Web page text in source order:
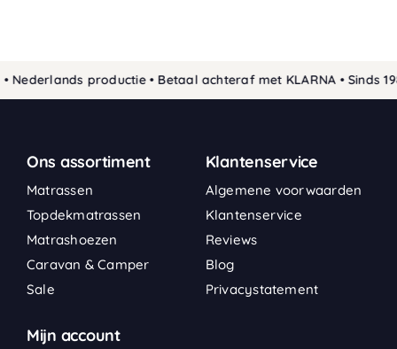
productie • Betaal achteraf met KLARNA • Sinds
Ons assortiment
Matrassen
Topdekmatrassen
Matrashoezen
Caravan & Camper
Sale
Klantenservice
Algemene voorwaarden
Klantenservice
Reviews
Blog
Privacystatement
Mijn account